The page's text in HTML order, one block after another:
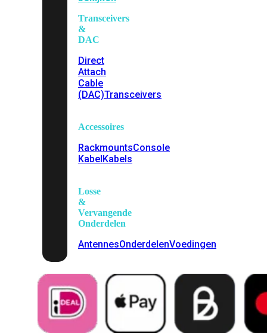
Transceivers
&
DAC
Direct
Attach
Cable
(DAC)Transceivers
Accessoires
RackmountsConsole
KabelKabels
Losse
&
Vervangende
Onderdelen
AntennesOnderdelenVoedingen